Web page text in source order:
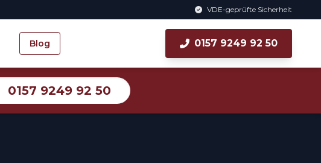
VDE-geprüfte Sicherheit
Blog 0157 9249 92 50
0157 9249 92 50